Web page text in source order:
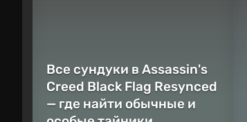
Все сундуки в Assassin's
Creed Black Flag Resynced
— где найти обычные и